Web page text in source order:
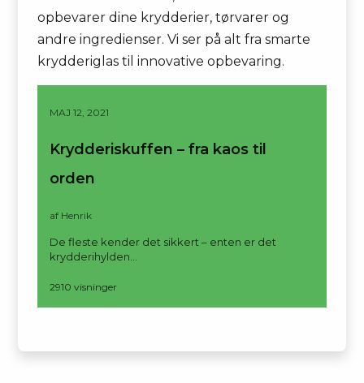
opbevarer dine krydderier, tørvarer og
andre ingredienser. Vi ser på alt fra smarte
krydderiglas til innovative opbevaring.
MAJ 12, 2021
Krydderiskuffen – fra kaos til
orden
af Henrik
De fleste kender det sikkert – enten er det
krydderihylden…
2910 visninger